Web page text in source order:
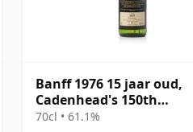
Banff 1976 15 jaar oud,
Cadenhead's 150th
Anniversary 1992 Bottling
70cl • 61.1%